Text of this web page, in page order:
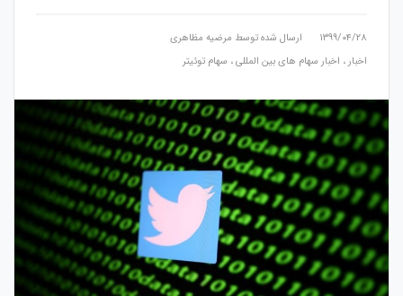
۱۳۹۹/۰۴/۲۸ ارسال شده توسط مرضیه مظاهری
اخبار ، اخبار سهام های بین المللی، سهام توئیتر